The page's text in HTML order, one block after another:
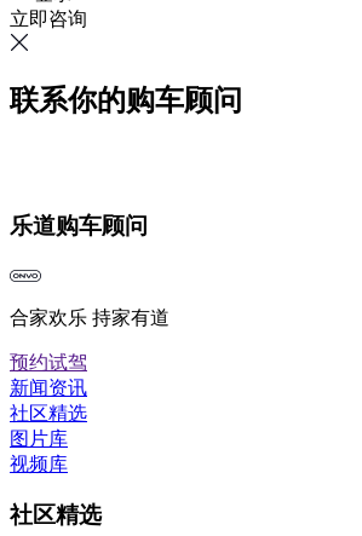
立即咨询
联系你的购车顾问
乐道购车顾问
合家欢乐 持家有道
预约试驾
新闻资讯
社区精选
图片库
视频库
社区精选